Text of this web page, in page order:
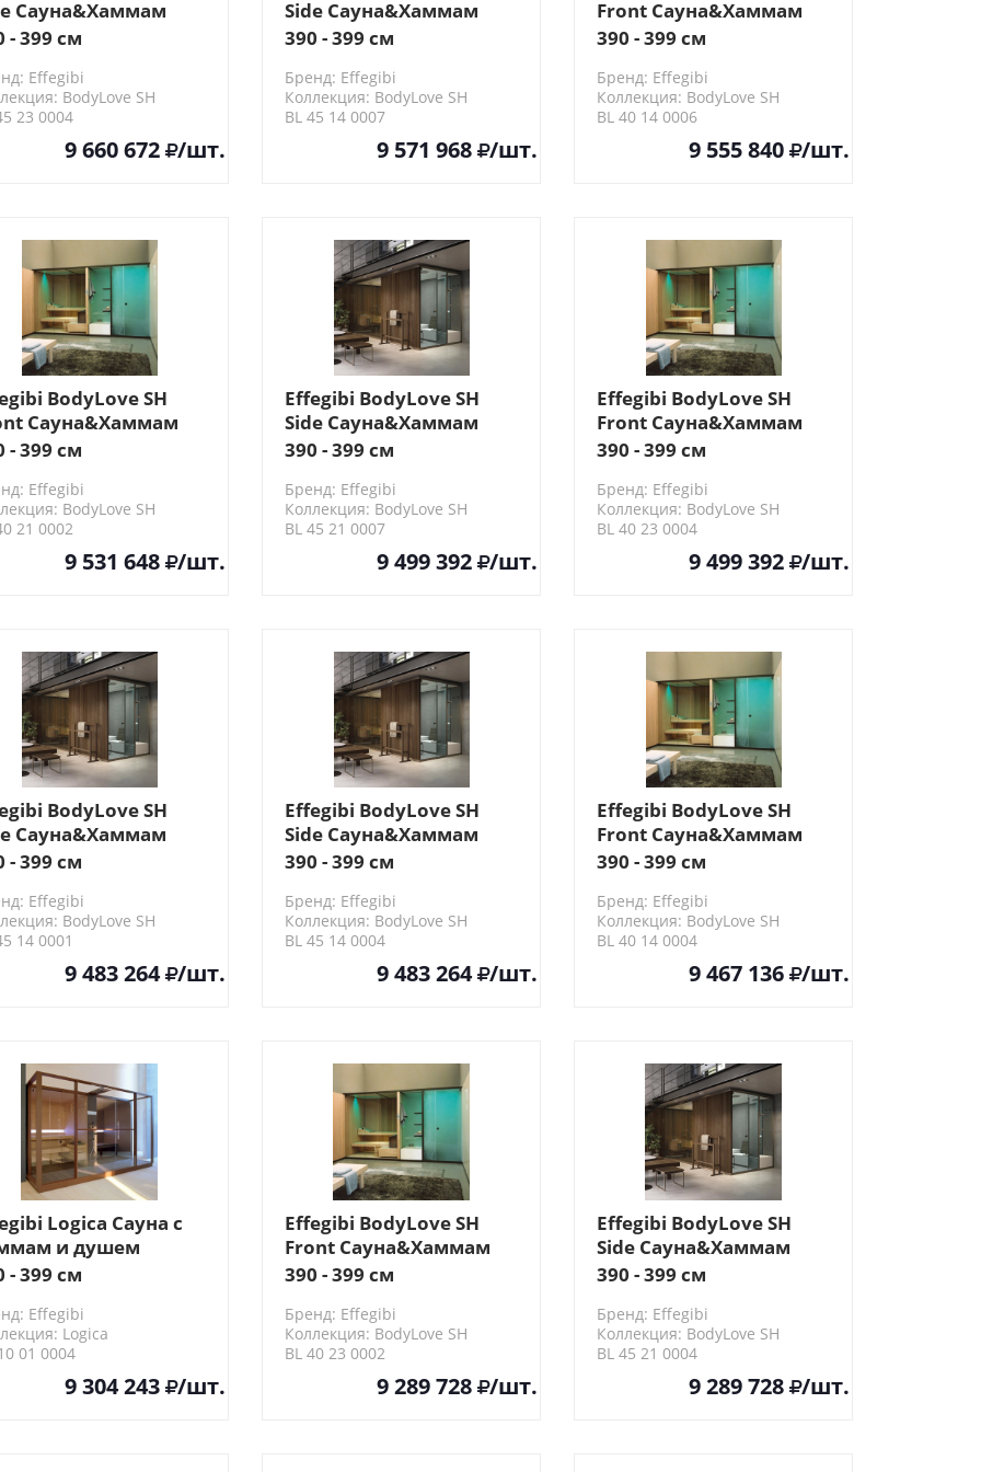
Сауна&Хаммам
угловая
гладкое
- 399 см
Effegibi
BodyLove SH
23 0004
9 660 672 /шт.
Side Сауна&Хаммам
365x202x220см,
хемлок/трубчатое
стекло
390 - 399 см
Бренд: Effegibi
Коллекция: BodyLove SH
BL 45 14 0007
9 571 968 /шт.
Front Сауна&Хаммам
393x176x220см,
хемлок/трубчатое
стекло
390 - 399 см
Бренд: Effegibi
Коллекция: BodyLove SH
BL 40 14 0006
9 555 840 /шт.
BodyLove SH
Сауна&Хаммам
угловая
- 399 см
Effegibi
BodyLove SH
21 0002
9 531 648 /шт.
Effegibi BodyLove SH
Side Сауна&Хаммам
365x202x220см,
термообработанная
древесина/
керамогранит
Champagne
390 - 399 см
Бренд: Effegibi
Коллекция: BodyLove SH
BL 45 21 0007
9 499 392 /шт.
Effegibi BodyLove SH
Front Сауна&Хаммам
393x176x220см, угловая
термообработанная
древесина/гладкое
стекло
390 - 399 см
Бренд: Effegibi
Коллекция: BodyLove SH
BL 40 23 0004
9 499 392 /шт.
BodyLove SH
Сауна&Хаммам
угловая
стекло
- 399 см
Effegibi
BodyLove SH
14 0001
9 483 264 /шт.
Effegibi BodyLove SH
Side Сауна&Хаммам
365x202x220см, угловая
трубчатое стекло
390 - 399 см
Бренд: Effegibi
Коллекция: BodyLove SH
BL 45 14 0004
9 483 264 /шт.
Effegibi BodyLove SH
Front Сауна&Хаммам
393x176x220см, угловая
трубчатое стекло
390 - 399 см
Бренд: Effegibi
Коллекция: BodyLove SH
BL 40 14 0004
9 467 136 /шт.
Logica Сауна с
и душем
- 399 см
Effegibi
Logica
01 0004
9 304 243 /шт.
Effegibi BodyLove SH
Front Сауна&Хаммам
393x176x220см, угловая
термообработанная
древесина/гладкое
стекло
390 - 399 см
Бренд: Effegibi
Коллекция: BodyLove SH
BL 40 23 0002
9 289 728 /шт.
Effegibi BodyLove SH
Side Сауна&Хаммам
365x202x220см, угловая
термообработанная
древесина/
керамогранит
Champagne
390 - 399 см
Бренд: Effegibi
Коллекция: BodyLove SH
BL 45 21 0004
9 289 728 /шт.